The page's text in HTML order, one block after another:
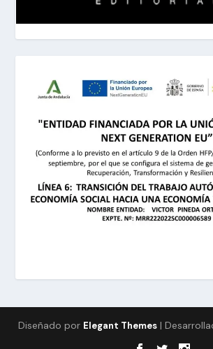
Diseñado por Elegant Themes |